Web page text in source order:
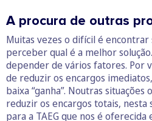
A procura de outras
Muitas vezes o difícil é encontrar
perceber qual é a melhor
depender de vários fatores. Por
de reduzir os encargos
baixa “ganha”. Noutras situações
reduzir os encargos totais, nesta
para a TAEG que nos é